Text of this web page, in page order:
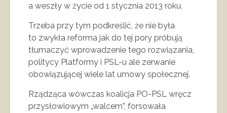
a weszły w życie od 1 stycznia 2013 roku.
Trzeba przy tym podkreślić, że nie była
to zwykła reforma jak do tej pory próbują
tłumaczyć wprowadzenie tego rozwiązania,
politycy Platformy i PSL-u ale zerwanie
obowiązującej wiele lat umowy społecznej.
Rządząca wówczas koalicja PO-PSL wręcz
przysłowiowym „walcem”, forsowała